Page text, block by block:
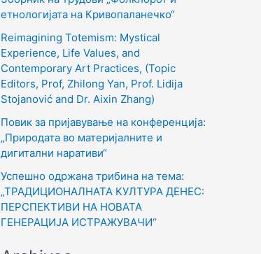
o
r
:
етнологијата на Кривопаланечко“
Reimagining Totemism: Mystical
Experience, Life Values, and
Contemporary Art Practices, (Topic
Editors, Prof, Zhilong Yan, Prof. Lidija
Stojanović and Dr. Aixin Zhang)
Повик за пријавување на конференција:
„Природата во материјалните и
дигитални наративи“
Успешно одржана трибина на тема:
„ТРАДИЦИОНАЛНАТА КУЛТУРА ДЕНЕС:
ПЕРСПЕКТИВИ НА НОВАТА
ГЕНЕРАЦИЈА ИСТРАЖУВАЧИ“